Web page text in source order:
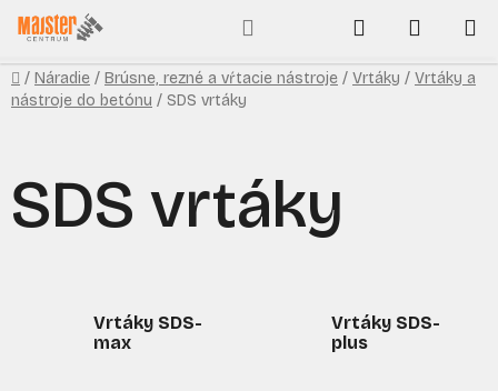
Prejsť
na
obsah
Hľadať
KOŠÍK
Domov
/ Náradie / Brúsne, rezné a vŕtacie nástroje / Vrtáky / Vrtáky a
nástroje do betónu / SDS vrtáky
SDS vrtáky
Vrtáky SDS-
max
Vrtáky SDS-
plus